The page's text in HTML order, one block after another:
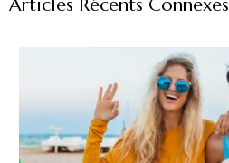
Articles Récents Connexes